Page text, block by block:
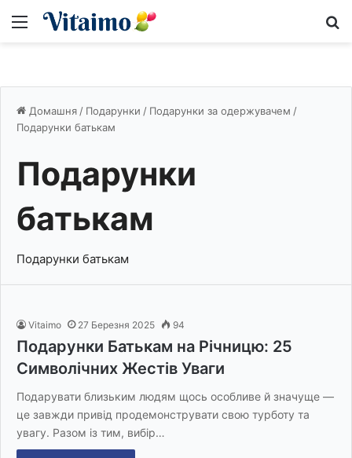
Меню
Домашня / Подарунки / Подарунки за одержувачем /
Подарунки батькам
Подарунки
батькам
Подарунки батькам
Vitaimo 27 Березня 2025 94
Подарунки Батькам на Річницю: 25
Символічних Жестів Уваги
Подарувати близьким людям щось особливе й значуще —
це завжди привід продемонструвати свою турботу та
увагу. Разом із тим, вибір…